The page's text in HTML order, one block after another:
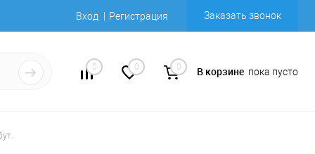
Вход Регистрация Заказать звонок
0 0 0 В корзине пока пусто